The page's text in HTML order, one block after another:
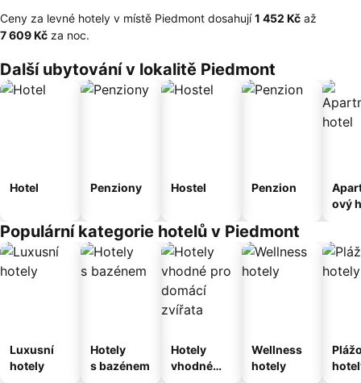
Ceny za levné hotely v místě Piedmont dosahují‎1 452 Kč až
‎7 609 Kč za noc.
Další ubytování v lokalitě Piedmont
Hotel Penziony Hostel Penzion
ový
Populární kategorie hotelů v Piedmont
Luxusní
hotely
Hotely
s bazénem
Hotely
vhodné
Wellness
hotely